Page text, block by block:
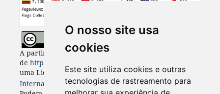
O nosso site usa
cookies
Este site utiliza cookies e outras
tecnologias de rastreamento para
A partir de 2023, Desenvolvimento e Meio Ambiente
de https://revistas.ufpr.br/made
uma Licença
Creative Commons - Atribuição 4.0
Internacional . CC BY 4.0